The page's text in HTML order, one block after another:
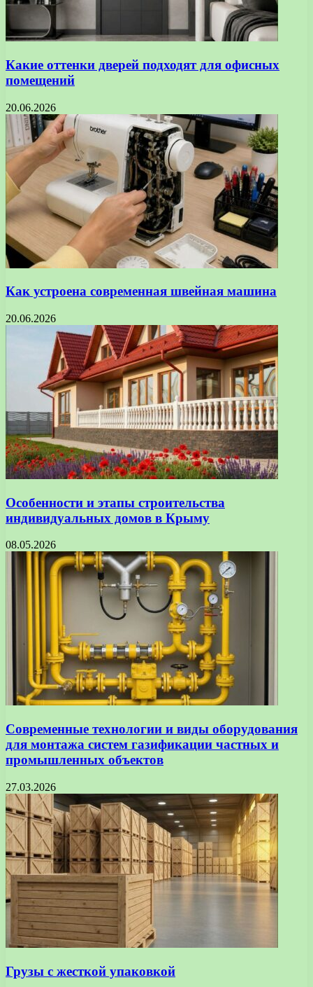
Какие оттенки дверей подходят для офисных
помещений
20.06.2026
Как устроена современная швейная машина
20.06.2026
Особенности и этапы строительства
индивидуальных домов в Крыму
08.05.2026
Современные технологии и виды оборудования
для монтажа систем газификации частных и
промышленных объектов
27.03.2026
Грузы с жесткой упаковкой